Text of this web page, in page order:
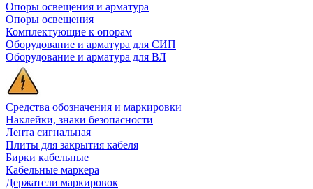
Опоры освещения и арматура
Опоры освещения
Комплектующие к опорам
Оборудование и арматура для СИП
Оборудование и арматура для ВЛ
Средства обозначения и маркировки
Наклейки, знаки безопасности
Лента сигнальная
Плиты для закрытия кабеля
Бирки кабельные
Кабельные маркера
Держатели маркировок